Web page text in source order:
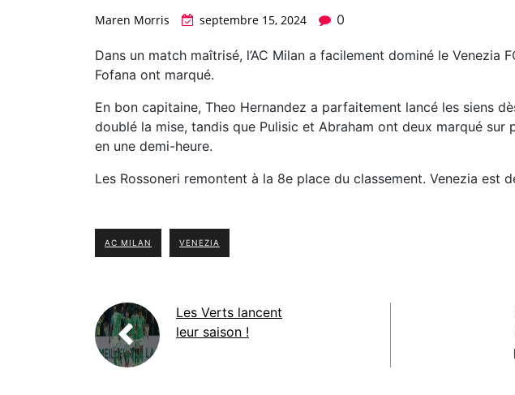
Maren Morris septembre 15, 2024 0
Dans un match maîtrisé, l’AC Milan a facilement dominé le Venezia
Fofana ont marqué.
En bon capitaine, Theo Hernandez a parfaitement lancé les siens
doublé la mise, tandis que Pulisic et Abraham ont deux marqué sur
en une demi-heure.
Les Rossoneri remontent à la 8e place du classement. Venezia est
AC MILAN VENEZIA
Les Verts lancent
leur saison !